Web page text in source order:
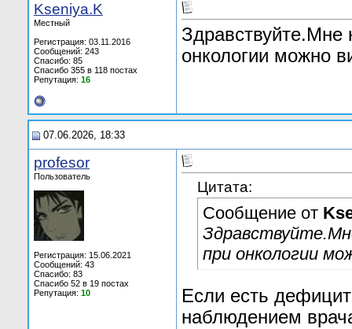
Kseniya.K
Местный
Регистрация: 03.11.2016
Сообщений: 243
Спасибо: 85
Спасибо 355 в 118 постах
Репутация: 16
Здравствуйте.Мне
онкологии можно
07.06.2026, 18:33
profesor
Пользователь
Регистрация: 15.06.2021
Сообщений: 43
Спасибо: 83
Спасибо 52 в 19 постах
Репутация: 10
Цитата:
Сообщение от
при онкологии
Если есть
наблюдением